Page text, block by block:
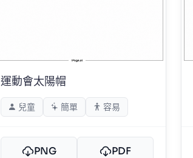
運動會太陽帽
兒童 簡單 容易
PNG PDF